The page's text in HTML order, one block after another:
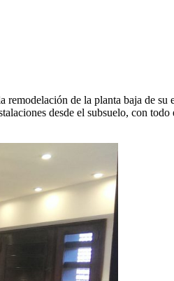
de la planta baja de
desde el subsuelo, con